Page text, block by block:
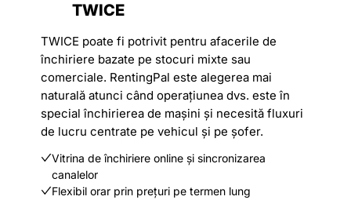
TWICE
TWICE poate fi potrivit pentru afacerile de
închiriere bazate pe stocuri mixte sau
comerciale. RentingPal este alegerea mai
naturală atunci când operațiunea dvs. este în
special închirierea de mașini și necesită fluxuri
de lucru centrate pe vehicul și pe șofer.
Vitrina de închiriere online și sincronizarea
canalelor
Flexibil orar prin prețuri pe termen lung